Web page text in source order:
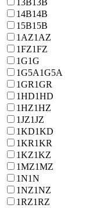
14B14B
15B15B
1AZ1AZ
1FZ1FZ
1G1G
1G5A1G5A
1GR1GR
1HD1HD
1HZ1HZ
1JZ1JZ
1KD1KD
1KR1KR
1KZ1KZ
1MZ1MZ
1N1N
1NZ1NZ
1RZ1RZ